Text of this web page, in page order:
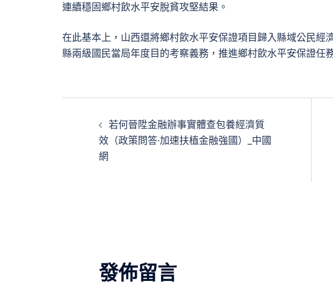
連續穩固鄉村飲水平安脫貧攻堅結果。
在此基本上，山西還將鄉村飲水平安保證項目歸入縣域公民
縣兩級國民當局年度目的考察義務，推進鄉村飲水平安保證任
若何晉陞金融辦事實體查包養經濟質
效（政策問答·加速扶植金融強國）_中國
網
發佈留言